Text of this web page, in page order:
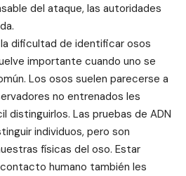
del ataque, las autoridades
dificultad de identificar osos
importante cuando uno se
Los osos suelen parecerse a
no entrenados les
distinguirlos. Las pruebas de ADN
individuos, pero son
físicas del oso. Estar
humano también les